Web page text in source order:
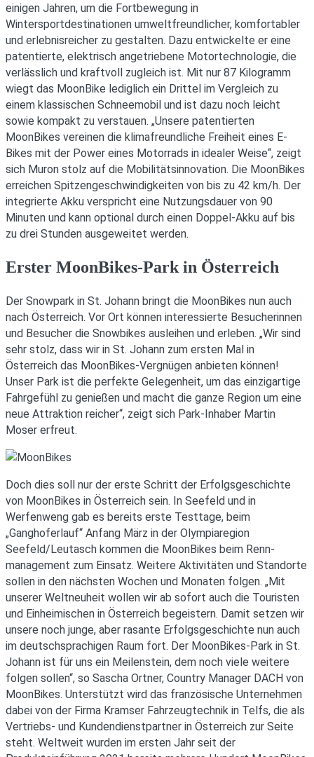
einigen Jahren, um die Fortbewegung in
Wintersportdestinationen umweltfreundlicher, komfortabler
und erlebnisreicher zu gestalten. Dazu entwickelte er eine
patentierte, elektrisch angetriebene Motortechnologie, die
verlässlich und kraftvoll zugleich ist. Mit nur 87 Kilogramm
wiegt das MoonBike lediglich ein Drittel im Vergleich zu
einem klassischen Schneemobil und ist dazu noch leicht
sowie kompakt zu verstauen. „Unsere patentierten
MoonBikes vereinen die klimafreundliche Freiheit eines E-
Bikes mit der Power eines Motorrads in idealer Weise“, zeigt
sich Muron stolz auf die Mobilitätsinnovation. Die MoonBikes
erreichen Spitzengeschwindigkeiten von bis zu 42 km/h. Der
integrierte Akku verspricht eine Nutzungsdauer von 90
Minuten und kann optional durch einen Doppel-Akku auf bis
zu drei Stunden ausgeweitet werden.
Erster MoonBikes-Park in Österreich
Der Snowpark in St. Johann bringt die MoonBikes nun auch
nach Österreich. Vor Ort können interessierte Besucherinnen
und Besucher die Snowbikes ausleihen und erleben. „Wir sind
sehr stolz, dass wir in St. Johann zum ersten Mal in
Österreich das MoonBikes-Vergnügen anbieten können!
Unser Park ist die perfekte Gelegenheit, um das einzigartige
Fahrgefühl zu genießen und macht die ganze Region um eine
neue Attraktion reicher“, zeigt sich Park-Inhaber Martin
Moser erfreut.
Doch dies soll nur der erste Schritt der Erfolgsgeschichte
von MoonBikes in Österreich sein. In Seefeld und in
Werfenweng gab es bereits erste Testtage, beim
„Ganghoferlauf“ Anfang März in der Olympiaregion
Seefeld/Leutasch kommen die MoonBikes beim Renn-
management zum Einsatz. Weitere Aktivitäten und Standorte
sollen in den nächsten Wochen und Monaten folgen. „Mit
unserer Weltneuheit wollen wir ab sofort auch die Touristen
und Einheimischen in Österreich begeistern. Damit setzen wir
unsere noch junge, aber rasante Erfolgsgeschichte nun auch
im deutschsprachigen Raum fort. Der MoonBikes-Park in St.
Johann ist für uns ein Meilenstein, dem noch viele weitere
folgen sollen“, so Sascha Ortner, Country Manager DACH von
MoonBikes. Unterstützt wird das französische Unternehmen
dabei von der Firma Kramser Fahrzeugtechnik in Telfs, die als
Vertriebs- und Kundendienstpartner in Österreich zur Seite
steht. Weltweit wurden im ersten Jahr seit der